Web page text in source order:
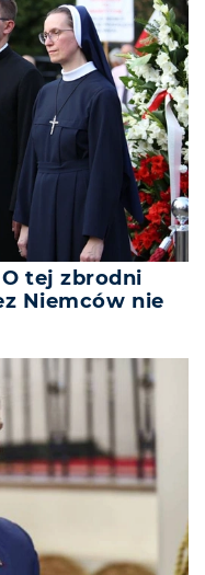
tej zbrodni
Niemców nie